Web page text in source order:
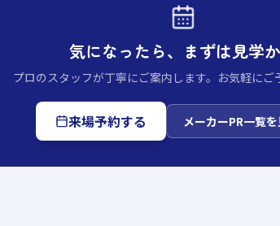
気になったら、まずは見学
プロのスタッフが丁寧にご案内します。お気軽にご
来場予約する メーカーPR一覧